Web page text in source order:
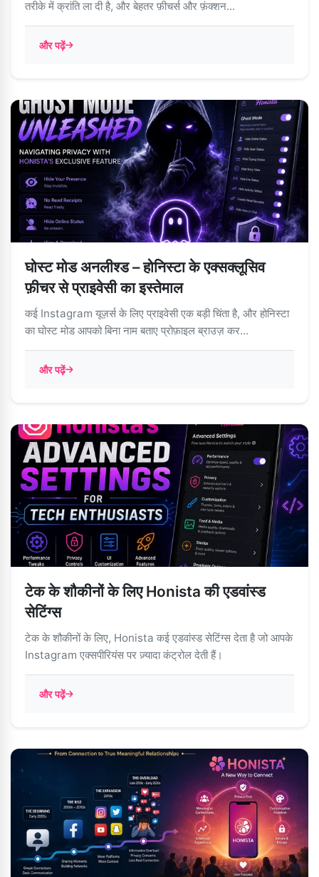
तरीके में क्रांति ला दी है, और बेहतर फ़ीचर्स और फ़ंक्शन...
और पढ़ें
घोस्ट मोड अनलीश्ड – होनिस्टा के एक्सक्लूसिव
फ़ीचर से प्राइवेसी का इस्तेमाल
कई Instagram यूज़र्स के लिए प्राइवेसी एक बड़ी चिंता है, और होनिस्टा
का घोस्ट मोड आपको बिना नाम बताए प्रोफ़ाइल ब्राउज़ कर...
और पढ़ें
टेक के शौकीनों के लिए Honista की एडवांस्ड
सेटिंग्स
टेक के शौकीनों के लिए, Honista कई एडवांस्ड सेटिंग्स देता है जो आपके
Instagram एक्सपीरियंस पर ज़्यादा कंट्रोल देती हैं।
और पढ़ें